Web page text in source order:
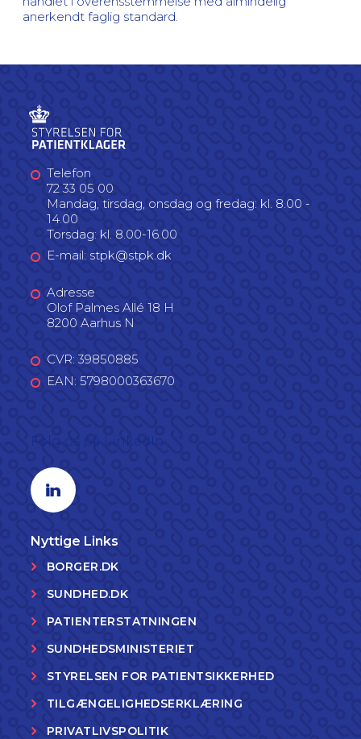
anerkendt faglig standard.
Telefon
72 33 05 00
Mandag, tirsdag, onsdag og fredag: kl. 8.00 -
14.00
Torsdag: kl. 8.00-16.00
E-mail: stpk@stpk.dk
Adresse
Olof Palmes Allé 18 H
8200 Aarhus N
CVR: 39850885
EAN: 5798000363670
Linkedin profil
Nyttige Links
BORGER.DK
SUNDHED.DK
PATIENTERSTATNINGEN
SUNDHEDSMINISTERIET
STYRELSEN FOR PATIENTSIKKERHED
TILGÆNGELIGHEDSERKLÆRING
PRIVATLIVSPOLITIK